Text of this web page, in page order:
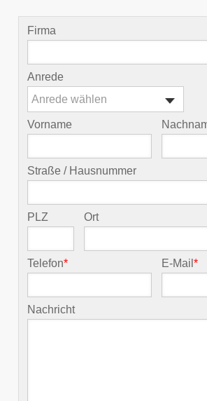
Firma
Anrede
Anrede wählen
Vorname
Straße / Hausnummer
PLZ Ort
Telefon* E-Mail*
Nachricht